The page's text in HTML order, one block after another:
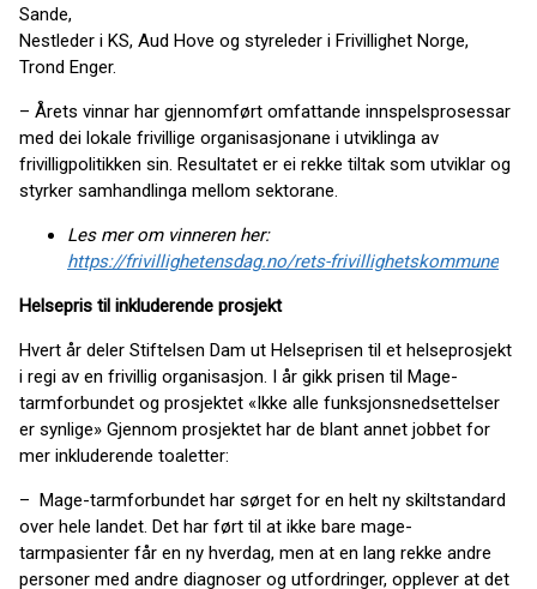
Sande,
Nestleder i KS, Aud Hove og styreleder i Frivillighet Norge,
Trond Enger.
– Årets vinnar har gjennomført omfattande innspelsprosessar
med dei lokale frivillige organisasjonane i utviklinga av
frivilligpolitikken sin. Resultatet er ei rekke tiltak som utviklar og
styrker samhandlinga mellom sektorane.
Les mer om vinneren her:
https://frivillighetensdag.no/rets-frivillighetskommune
Helsepris til inkluderende prosjekt
Hvert år deler Stiftelsen Dam ut Helseprisen til et helseprosjekt
i regi av en frivillig organisasjon. I år gikk prisen til Mage-
tarmforbundet og prosjektet «Ikke alle funksjonsnedsettelser
er synlige» Gjennom prosjektet har de blant annet jobbet for
mer inkluderende toaletter:
– Mage-tarmforbundet har sørget for en helt ny skiltstandard
over hele landet. Det har ført til at ikke bare mage-
tarmpasienter får en ny hverdag, men at en lang rekke andre
personer med andre diagnoser og utfordringer, opplever at det